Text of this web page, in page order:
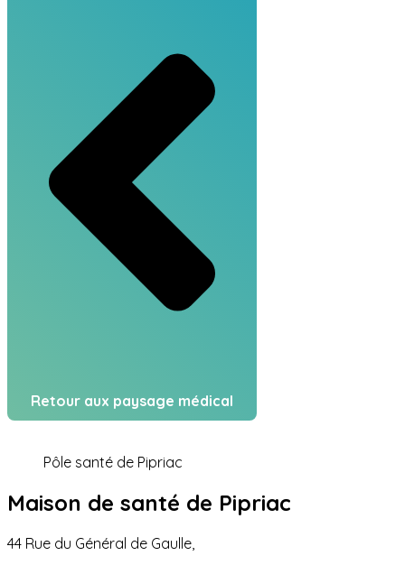
Retour aux paysage médical
Pôle santé de Pipriac
Maison de santé de Pipriac
44 Rue du Général de Gaulle,